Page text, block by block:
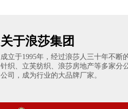
关于浪莎集团
成立于1995年，经过浪莎人三十年不断
针织、立芙纺织、浪莎房地产等多家分
公司，成为行业的大品牌厂家。